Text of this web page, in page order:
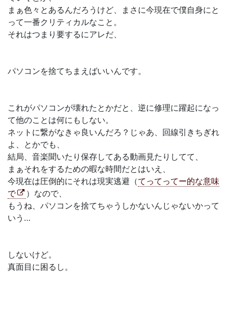
まぁ色々とあるんだろうけど、まさに今現在で僕自身にと
って一番クリティカルなこと。
それはつまり要するにアレだ、
パソコンを捨てちまえばいいんです。
これがパソコンが壊れたとかだと、逆に修理に躍起になっ
て他のことは何にもしない。
ネットに繋がなきゃ良いんだろ？じゃあ、回線引きちぎれ
よ、とかでも、
結局、音楽聞いたり保存してある動画見たりしてて、
まぁそれをするための暇な時間だとはいえ、
今現在は圧倒的にそれは現実逃避（てってってー的な意味
で
）なので、
もうね、パソコンを捨てちゃうしかないんじゃないかって
いう…
しないけど。
真面目に困るし。